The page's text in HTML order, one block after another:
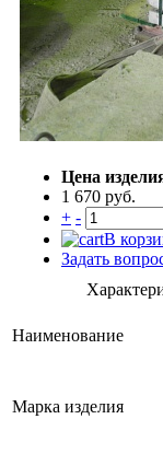
Цена
1 670 руб.
+ -
В
Задать
Наименование
Марка изделия